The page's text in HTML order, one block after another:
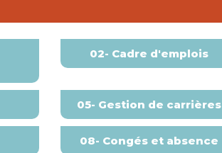
02- Cadre d'emplois
05- Gestion de carrières
08- Congés et absence